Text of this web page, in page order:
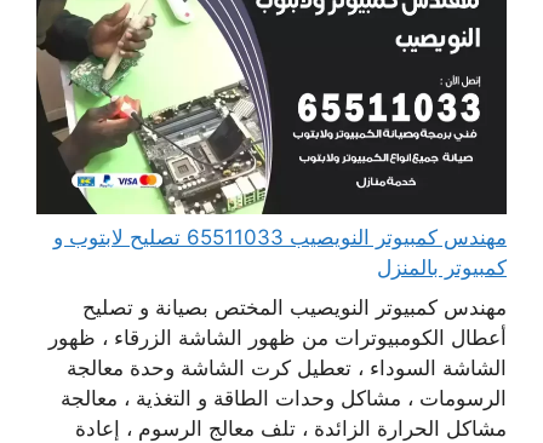
مهندس كمبيوتر النويصيب 65511033 تصليح لابتوب و
كمبيوتر بالمنزل
مهندس كمبيوتر النويصيب المختص بصيانة و تصليح
أعطال الكومبيوترات من ظهور الشاشة الزرقاء ، ظهور
الشاشة السوداء ، تعطيل كرت الشاشة وحدة معالجة
الرسومات ، مشاكل وحدات الطاقة و التغذية ، معالجة
مشاكل الحرارة الزائدة ، تلف معالج الرسوم ، إعادة